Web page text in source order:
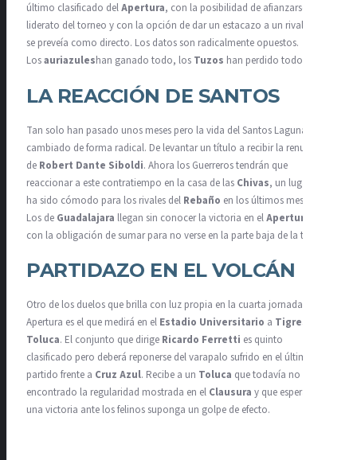
último clasificado delApertura, con la posibilidad de afianzarse en el
liderato del torneo y con la opción de dar un estacazo a un rival que
se preveía como directo. Los datos son radicalmente opuestos.
Losauriazuleshan ganado todo, los Tuzos han perdido todo.
LA REACCIÓN DE SANTOS
Tan solo han pasado unos meses pero la vida del Santos Laguna ha
cambiado de forma radical. De levantar un título a recibir la renuncia
de Robert Dante Siboldi. Ahora los Guerreros tendrán que
reaccionar a este contratiempo en la casa de las Chivas, un lugar que
ha sido cómodo para los rivales del Rebaño en los últimos meses.
Los de Guadalajara llegan sin conocer la victoria en elApertura
con la obligación de sumar para no verse en la parte baja de la tabla.
PARTIDAZO EN EL VOLCÁN
Otro de los duelos que brilla con luz propia en la cuarta jornada del
Apertura es el que medirá en el Estadio Universitario a Tigres y
Toluca. El conjunto que dirige Ricardo Ferretti es quinto
clasificado pero deberá reponerse del varapalo sufrido en el último
partido frente a Cruz Azul. Recibe a un Toluca que todavía no ha
encontrado la regularidad mostrada en el Clausura y que espera que
una victoria ante los felinos suponga un golpe de efecto.